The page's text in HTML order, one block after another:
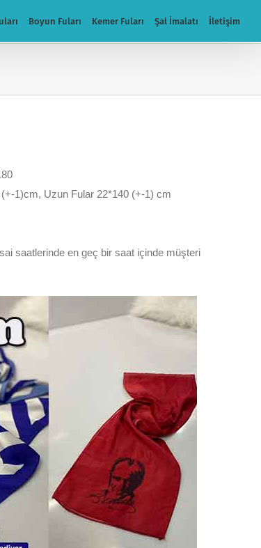
Boyun Fuları Kemer Fuları Şal İmalatı İletişim
1)cm, Uzun Fular 22*140 (+-1) cm
saatlerinde en geç bir saat içinde müşteri